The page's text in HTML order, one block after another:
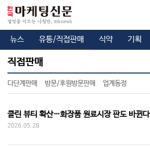
뉴스 유통/직접판매 식약 기획
직접판매
다단계판매 방문/후원방문판매 업계동정
클린 뷰티 확산…화장품 원료시장 판도 바뀐다
2026.05.28